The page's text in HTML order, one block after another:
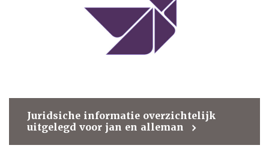
Juridsiche informatie overzichtelijk
uitgelegd voor jan en alleman